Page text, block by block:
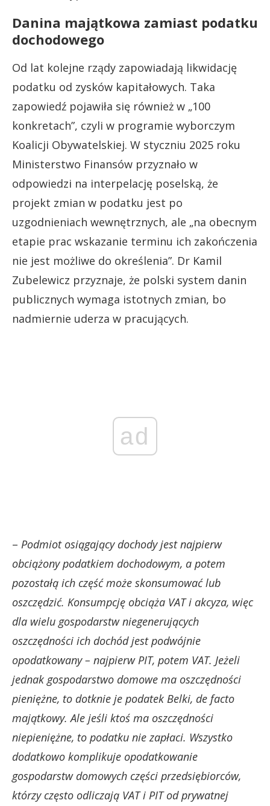
Danina majątkowa zamiast podatku
dochodowego
Od lat kolejne rządy zapowiadają likwidację
podatku od zysków kapitałowych. Taka
zapowiedź pojawiła się również w „100
konkretach”, czyli w programie wyborczym
Koalicji Obywatelskiej. W styczniu 2025 roku
Ministerstwo Finansów przyznało w
odpowiedzi na interpelację poselską, że
projekt zmian w podatku jest po
uzgodnieniach wewnętrznych, ale „na obecnym
etapie prac wskazanie terminu ich zakończenia
nie jest możliwe do określenia”. Dr Kamil
Zubelewicz przyznaje, że polski system danin
publicznych wymaga istotnych zmian, bo
nadmiernie uderza w pracujących.
ad
– Podmiot osiągający dochody jest najpierw
obciążony podatkiem dochodowym, a potem
pozostałą ich część może skonsumować lub
oszczędzić. Konsumpcję obciąża VAT i akcyza, więc
dla wielu gospodarstw niegenerujących
oszczędności ich dochód jest podwójnie
opodatkowany – najpierw PIT, potem VAT. Jeżeli
jednak gospodarstwo domowe ma oszczędności
pieniężne, to dotknie je podatek Belki, de facto
majątkowy. Ale jeśli ktoś ma oszczędności
niepieniężne, to podatku nie zapłaci. Wszystko
dodatkowo komplikuje opodatkowanie
gospodarstw domowych części przedsiębiorców,
którzy często odliczają VAT i PIT od prywatnej